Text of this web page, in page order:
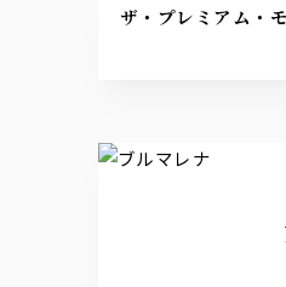
ザ・プレミアム